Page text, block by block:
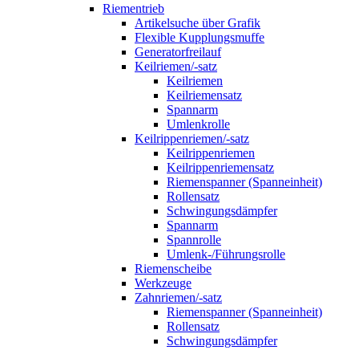
Riementrieb
Artikelsuche über Grafik
Flexible Kupplungsmuffe
Generatorfreilauf
Keilriemen/-satz
Keilriemen
Keilriemensatz
Spannarm
Umlenkrolle
Keilrippenriemen/-satz
Keilrippenriemen
Keilrippenriemensatz
Riemenspanner (Spanneinheit)
Rollensatz
Schwingungsdämpfer
Spannarm
Spannrolle
Umlenk-/Führungsrolle
Riemenscheibe
Werkzeuge
Zahnriemen/-satz
Riemenspanner (Spanneinheit)
Rollensatz
Schwingungsdämpfer